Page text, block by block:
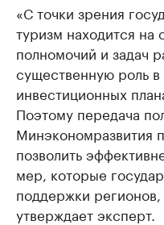
«С точки зрения
туризм находится на
полномочий и задач
существенную роль
инвестиционных
Поэтому передача
Минэкономразвития
позволить
мер, которые
поддержки
утверждает эксперт.